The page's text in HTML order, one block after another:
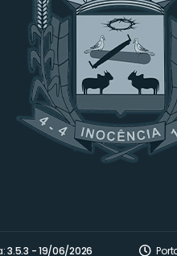
3.5.3 - 19/06/2026